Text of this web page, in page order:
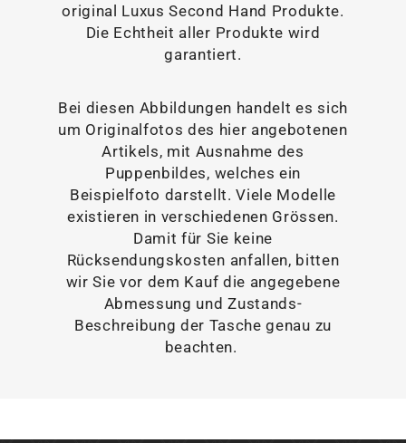
original Luxus Second Hand Produkte.
Die Echtheit aller Produkte wird
garantiert.
Bei diesen Abbildungen handelt es sich
um Originalfotos des hier angebotenen
Artikels, mit Ausnahme des
Puppenbildes, welches ein
Beispielfoto darstellt. Viele Modelle
existieren in verschiedenen Grössen.
Damit für Sie keine
Rücksendungskosten anfallen, bitten
wir Sie vor dem Kauf die angegebene
Abmessung und Zustands-
Beschreibung der Tasche genau zu
beachten.